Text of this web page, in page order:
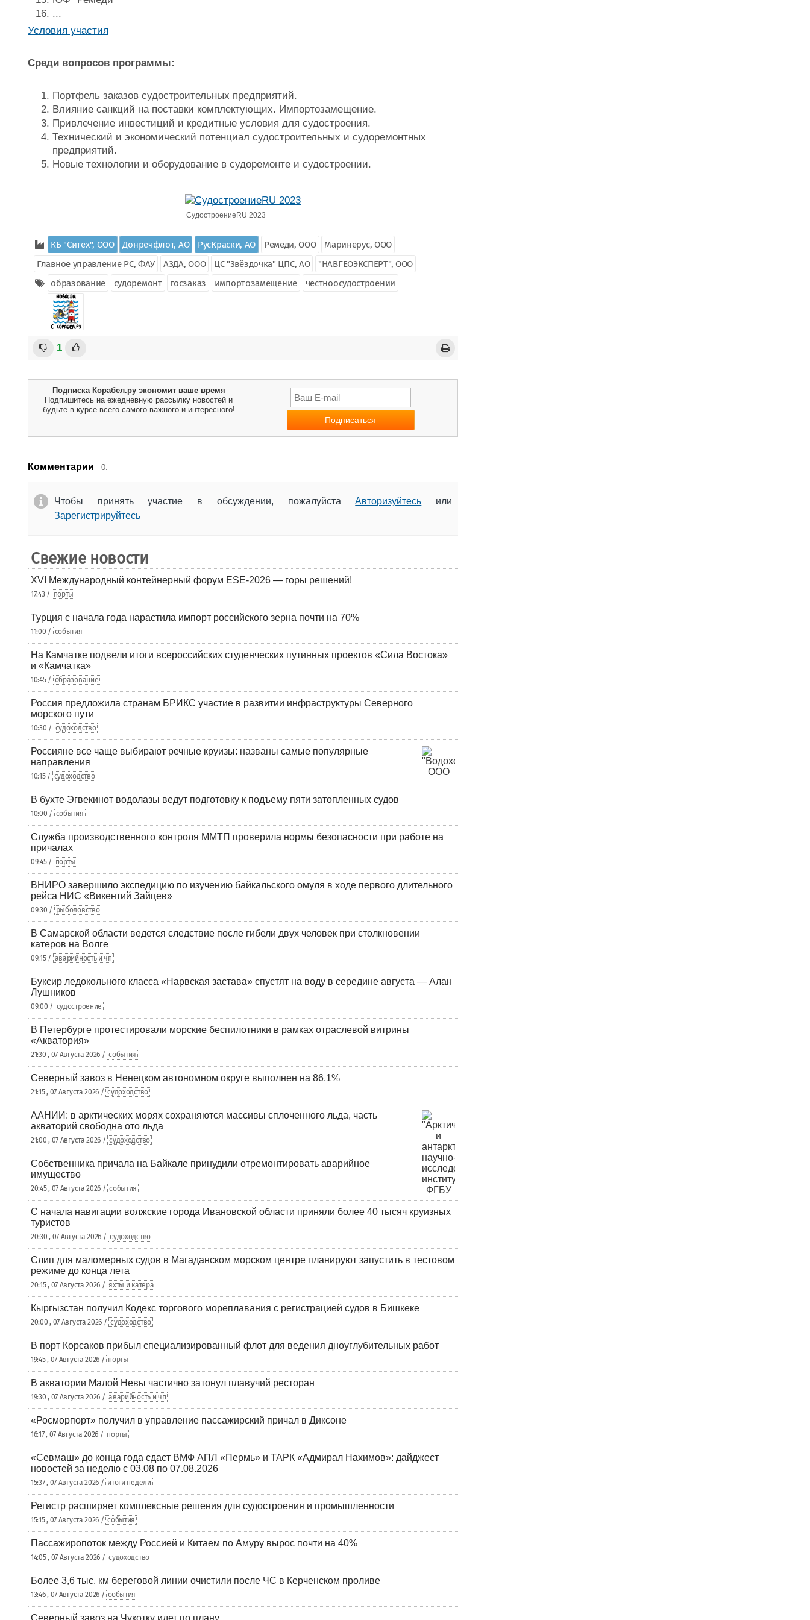
...
Условия участия
Среди вопросов программы:
Портфель заказов судостроительных предприятий.
Влияние санкций на поставки комплектующих. Импортозамещение.
Привлечение инвестиций и кредитные условия для судостроения.
Технический и экономический потенциал судостроительных и судоремонтных
предприятий.
Новые технологии и оборудование в судоремонте и судостроении.
СудостроениеRU 2023
КБ "Ситех", ООО Донречфлот, АО РусКраски, АО Ремеди, ООО
Маринерус, ООО
Главное управление РС, ФАУ
АЗДА, ООО ЦС "Звёздочка" ЦПС, АО
"НАВГЕОЭКСПЕРТ", ООО
образование
судоремонт госзаказ импортозамещение честноосудостроении
1
Подписка Корабел.ру экономит ваше время
Подпишитесь на ежедневную рассылку новостей и
будьте в курсе всего самого важного и интересного!
Комментарии 0.
Чтобы принять участие в обсуждении, пожалуйстаАвторизуйтесь или
Зарегистрируйтесь
Свежие новости
XVI Международный контейнерный форум ESE-2026 — горы решений!
17:43 / порты
Турция с начала года нарастила импорт российского зерна почти на 70%
11:00 / события
На Камчатке подвели итоги всероссийских студенческих путинных проектов «Сила Востока»
и «Камчатка»
10:45 / образование
Россия предложила странам БРИКС участие в развитии инфраструктуры Северного
морского пути
10:30 / судоходство
Россияне все чаще выбирают речные круизы: названы самые популярные
направления
10:15 / судоходство
В бухте Эгвекинот водолазы ведут подготовку к подъему пяти затопленных судов
10:00 / события
Служба производственного контроля ММТП проверила нормы безопасности при работе на
причалах
09:45 / порты
ВНИРО завершило экспедицию по изучению байкальского омуля в ходе первого длительного
рейса НИС «Викентий Зайцев»
09:30 / рыболовство
В Самарской области ведется следствие после гибели двух человек при столкновении
катеров на Волге
09:15 / аварийность и чп
Буксир ледокольного класса «Нарвская застава» спустят на воду в середине августа — Алан
Лушников
09:00 / судостроение
В Петербурге протестировали морские беспилотники в рамках отраслевой витрины
«Акватория»
21:30 , 07 Августа 2026 / события
Северный завоз в Ненецком автономном округе выполнен на 86,1%
21:15 , 07 Августа 2026 / судоходство
ААНИИ: в арктических морях сохраняются массивы сплоченного льда, часть
акваторий свободна ото льда
21:00 , 07 Августа 2026 / судоходство
Собственника причала на Байкале принудили отремонтировать аварийное
имущество
20:45 , 07 Августа 2026 / события
С начала навигации волжские города Ивановской области приняли более 40 тысяч круизных
туристов
20:30 , 07 Августа 2026 / судоходство
Слип для маломерных судов в Магаданском морском центре планируют запустить в тестовом
режиме до конца лета
20:15 , 07 Августа 2026 / яхты и катера
Кыргызстан получил Кодекс торгового мореплавания с регистрацией судов в Бишкеке
20:00 , 07 Августа 2026 / судоходство
В порт Корсаков прибыл специализированный флот для ведения дноуглубительных работ
19:45 , 07 Августа 2026 / порты
В акватории Малой Невы частично затонул плавучий ресторан
19:30 , 07 Августа 2026 / аварийность и чп
«Росморпорт» получил в управление пассажирский причал в Диксоне
16:17 , 07 Августа 2026 / порты
«Севмаш» до конца года сдаст ВМФ АПЛ «Пермь» и ТАРК «Адмирал Нахимов»: дайджест
новостей за неделю с 03.08 по 07.08.2026
15:37 , 07 Августа 2026 / итоги недели
Регистр расширяет комплексные решения для судостроения и промышленности
15:15 , 07 Августа 2026 / события
Пассажиропоток между Россией и Китаем по Амуру вырос почти на 40%
14:05 , 07 Августа 2026 / судоходство
Более 3,6 тыс. км береговой линии очистили после ЧС в Керченском проливе
13:46 , 07 Августа 2026 / события
Северный завоз на Чукотку идет по плану